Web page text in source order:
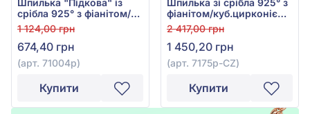
Шпилька "Підкова" із
срібла 925° з фіанітом/
куб.цирконієм, арт.
71004р
1 124,00 грн
674,40 грн
(арт. 71004р)
Купити
Шпилька зі срібла 925° з
фіанітом/куб.цирконієм,
арт. 7175р-CZ
2 417,00 грн
1 450,20 грн
(арт. 7175р-CZ)
Купити